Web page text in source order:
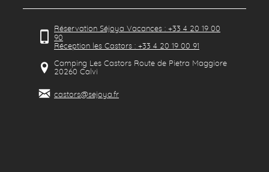
Réservation Séjoya Vacances : +33 4 20 19 00
90
Réception les Castors : +33 4 20 19 00 91
Camping Les Castors Route de Pietra Maggiore
20260 Calvi
castors@sejoya.fr